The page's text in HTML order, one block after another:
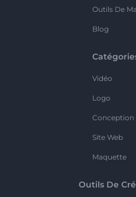
Outils De
Blog
Vidéo
Logo
Conception
Site Web
Maquette
Outils De